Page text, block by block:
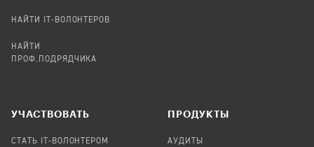
НАЙТИ IT-ВОЛОНТЕРОВ
НАЙТИ
ПРОФ.ПОДРЯДЧИКА
УЧАСТВОВАТЬ
СТАТЬ IT-ВОЛОНТЕРОМ
ПРОДУКТЫ
АУДИТЫ